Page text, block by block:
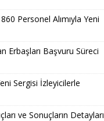
Personel Alımıyla Yeni
Erbaşları Başvuru Süreci
Sergisi İzleyicilerle
ve Sonuçların Detayları